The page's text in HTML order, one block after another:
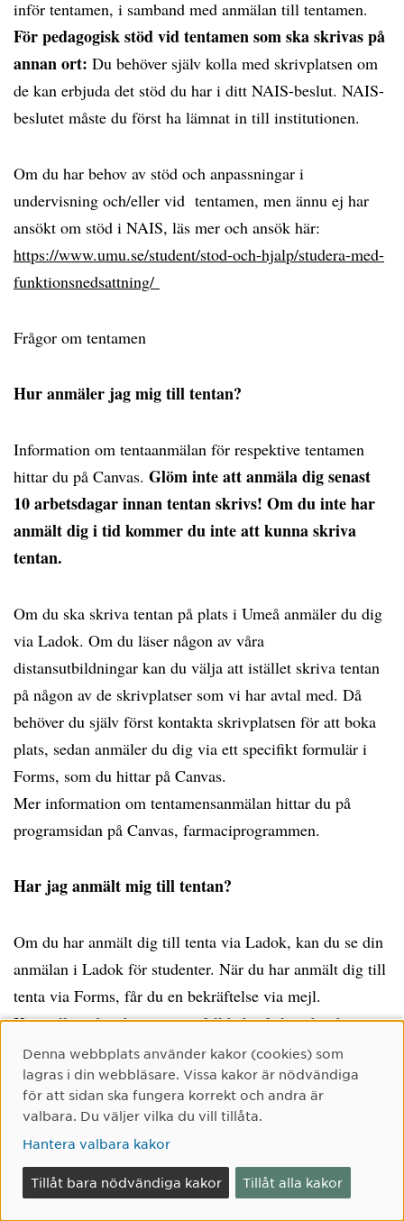
inför tentamen, i samband med anmälan till tentamen.
För pedagogisk stöd vid tentamen som ska skrivas på
annan ort: Du behöver själv kolla med skrivplatsen om
de kan erbjuda det stöd du har i ditt NAIS-beslut. NAIS-
beslutet måste du först ha lämnat in till institutionen.
Om du har behov av stöd och anpassningar i
undervisning och/eller vid tentamen, men ännu ej har
ansökt om stöd i NAIS, läs mer och ansök här:
https://www.umu.se/student/stod-och-hjalp/studera-med-
funktionsnedsattning/
Frågor om tentamen
Hur anmäler jag mig till tentan?
Information om tentaanmälan för respektive tentamen
hittar du på Canvas. Glöm inte att anmäla dig senast
10 arbetsdagar innan tentan skrivs! Om du inte har
anmält dig i tid kommer du inte att kunna skriva
tentan.
Om du ska skriva tentan på plats i Umeå anmäler du dig
via Ladok. Om du läser någon av våra
distansutbildningar kan du välja att istället skriva tentan
på någon av de skrivplatser som vi har avtal med. Då
behöver du själv först kontakta skrivplatsen för att boka
plats, sedan anmäler du dig via ett specifikt formulär i
Forms, som du hittar på Canvas.
Mer information om tentamensanmälan hittar du på
programsidan på Canvas, farmaciprogrammen.
Har jag anmält mig till tentan?
Om du har anmält dig till tenta via Ladok, kan du se din
anmälan i Ladok för studenter. När du har anmält dig till
tenta via Forms, får du en bekräftelse via mejl.
Kontrollera din skräppost utifall bekräftelsen har hamnat
där. Om du inte har fått någon bekräftelse, kontakta
ansvarig institutioni god tid innananmälan till
tentamen stängs (för kurser i kemi, kontakta
Cookie-samtycke
Denna webbplats använder kakor (cookies) som
lagras i din webbläsare. Vissa kakor är nödvändiga
för att sidan ska fungera korrekt och andra är
valbara. Du väljer vilka du vill tillåta.
Hantera valbara kakor
Tillåt bara nödvändiga kakor Tillåt alla kakor